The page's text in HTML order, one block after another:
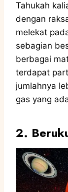
Tahukah
dengan
melekat
sebagian
berbagai
terdapat
jumlahnya
gas yang
2.